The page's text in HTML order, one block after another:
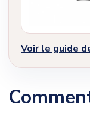
Voir le guide